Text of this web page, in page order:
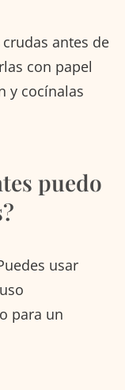
antes de
con papel
y cocínalas
puedo
usar
para un